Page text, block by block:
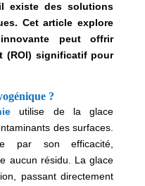
existe des solutions
Cet article explore
peut offrir
(ROI) significatif pour
?
utilise de la glace
des surfaces.
par son efficacité,
aucun résidu. La glace
passant directement